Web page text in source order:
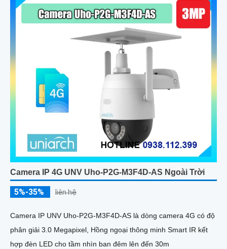
Camera IP 4G UNV Uho-P2G-M3F4D-AS Ngoài Trời
5%-35% liên hệ
Camera IP UNV Uho-P2G-M3F4D-AS là dòng camera 4G có độ
phân giải 3.0 Megapixel, Hồng ngoại thông minh Smart IR kết
hợp đèn LED cho tầm nhìn ban đêm lên đến 30m